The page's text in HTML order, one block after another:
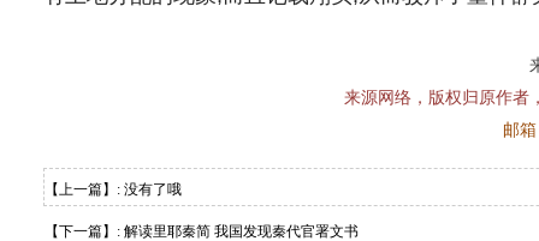
来源网络，版权归原作者
邮
【上一篇】: 没有了哦
【下一篇】: 解读里耶秦简 我国发现秦代官署文书